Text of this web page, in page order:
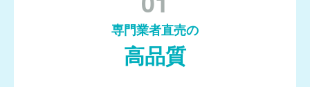
専門業者直売の
高品質